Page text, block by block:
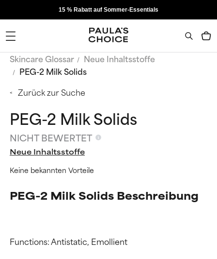
15 % Rabatt auf Sommer-Essentials
Skincare Glossar
Neue Inhaltsstoffe
PEG-2 Milk Solids
Zurück zur Suche
PEG-2 Milk Solids
NICHT BEWERTET
Neue Inhaltsstoffe
Keine bekannten Vorteile
PEG-2 Milk Solids Beschreibung
Functions: Antistatic, Emollient